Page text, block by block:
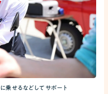
乗せるなどしてサポート